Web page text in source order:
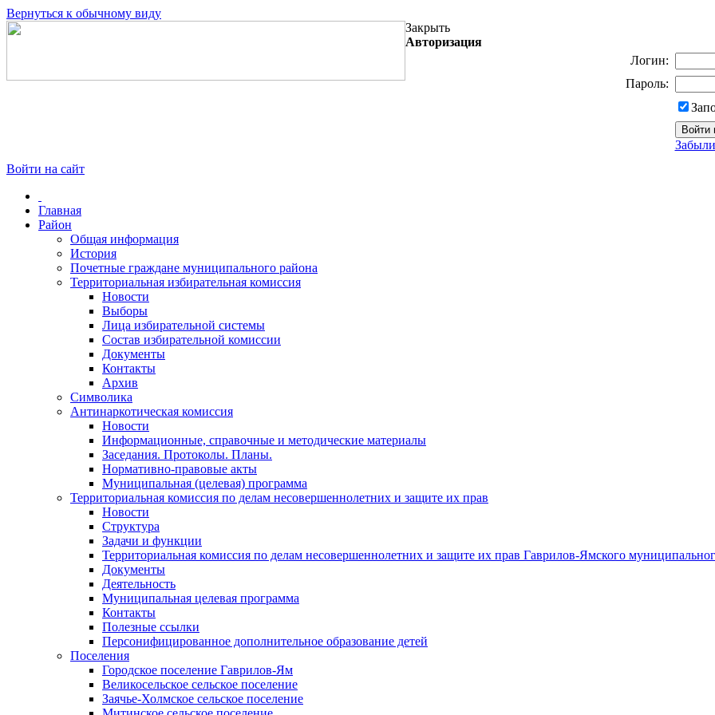
Вернуться к обычному виду
Закрыть
Авторизация
Логин:
Пароль:
Войти на сайт
Главная
Район
Общая информация
История
Почетные граждане муниципального района
Территориальная избирательная комиссия
Новости
Выборы
Лица избирательной системы
Состав избирательной комиссии
Документы
Контакты
Архив
Символика
Антинаркотическая комиссия
Новости
Информационные, справочные и методические материалы
Заседания. Протоколы. Планы.
Нормативно-правовые акты
Муниципальная (целевая) программа
Территориальная комиссия по делам несовершеннолетних и защите их прав
Новости
Структура
Задачи и функции
Территориальная комиссия по делам несовершеннолетних и защите их прав Гаврилов-Ямского
Документы
Деятельность
Муниципальная целевая программа
Контакты
Полезные ссылки
Персонифицированное дополнительное образование детей
Поселения
Городское поселение Гаврилов-Ям
Великосельское сельское поселение
Заячье-Холмское сельское поселение